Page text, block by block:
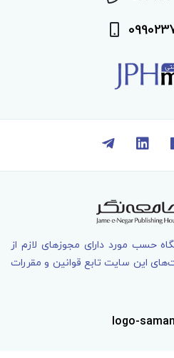
حسب مورد دارای مجوزهای لازم از
اين سايت تابع قوانين و مقررات